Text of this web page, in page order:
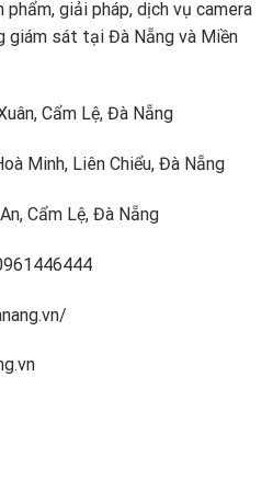
tiên tiến, Viện dữ liệu lớn,
nghệ tiên tiến trong AI,
khác. Dahua đã đăng ký
xếp hạng bởi A&S
giải pháp, dịch vụ camera
giám sát tại Đà Nẵng và Miền
Cẩm Lệ, Đà Nẵng
Minh, Liên Chiểu, Đà Nẵng
Cẩm Lệ, Đà Nẵng